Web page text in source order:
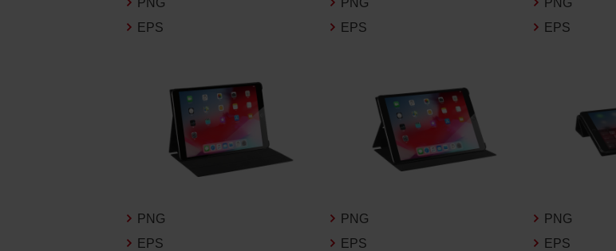
お客様は、商品写真データに関する著作権等の一
ることに同意します。
2.利用許諾
る販売の場合を除く）に関する広告宣伝又は当社商
る場合に限り商品写真データを複製、送信可能化し
EPS
EPS
EPS
PNG
EPS
PNG
EPS
PNG
EPS